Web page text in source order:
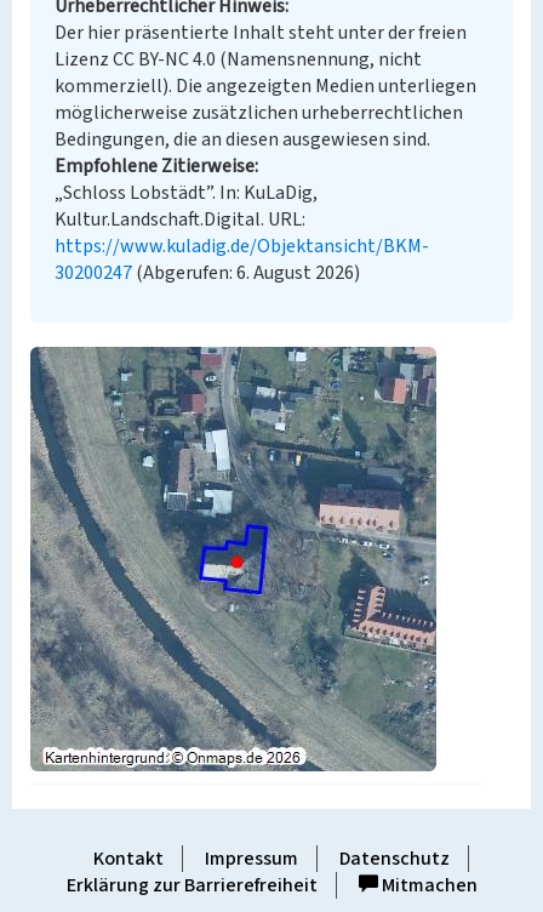
Urheberrechtlicher Hinweis
Der hier präsentierte Inhalt steht unter der freien
Lizenz CC BY-NC 4.0 (Namensnennung, nicht
kommerziell). Die angezeigten Medien unterliegen
möglicherweise zusätzlichen urheberrechtlichen
Bedingungen, die an diesen ausgewiesen sind.
Empfohlene Zitierweise
„Schloss Lobstädt”. In: KuLaDig,
Kultur.Landschaft.Digital. URL:
https://www.kuladig.de/Objektansicht/BKM-
30200247(Abgerufen: 6. August 2026)
Kontakt Impressum
Datenschutz
Erklärung zur Barrierefreiheit
Mitmachen